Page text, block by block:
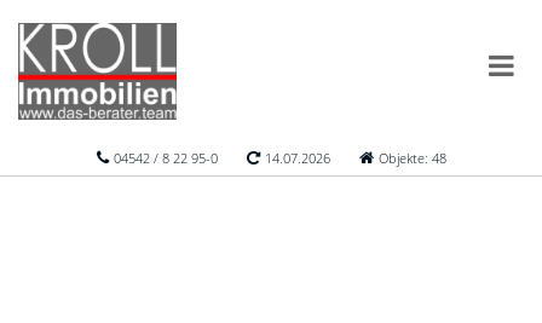
04542 / 8 22 95-0 14.07.2026 Objekte: 48